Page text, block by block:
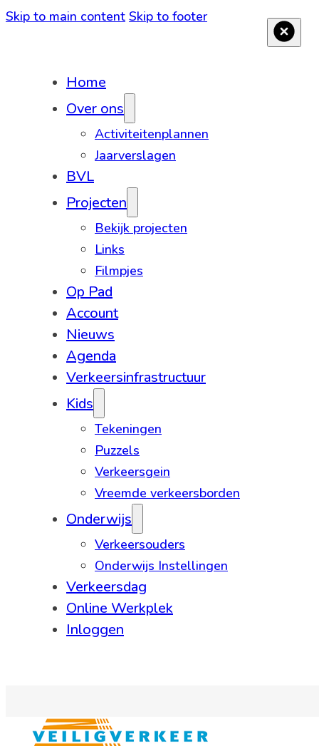
Skip to main content Skip to footer
Home
Over ons
Activiteitenplannen
Jaarverslagen
BVL
Projecten
Bekijk projecten
Links
Filmpjes
Op Pad
Account
Nieuws
Agenda
Verkeersinfrastructuur
Kids
Tekeningen
Puzzels
Verkeersgein
Vreemde verkeersborden
Onderwijs
Verkeersouders
Onderwijs Instellingen
Verkeersdag
Online Werkplek
Inloggen